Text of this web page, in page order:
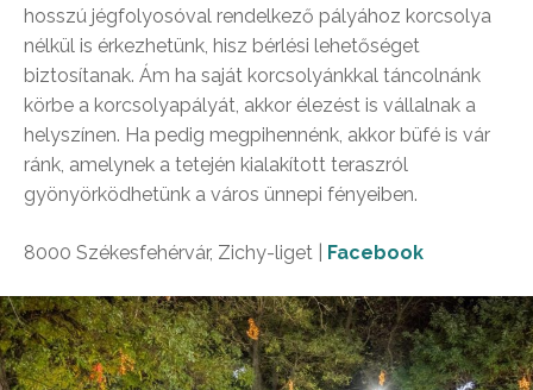
hosszú jégfolyosóval rendelkező pályához korcsolya
nélkül is érkezhetünk, hisz bérlési lehetőséget
biztosítanak. Ám ha saját korcsolyánkkal táncolnánk
körbe a korcsolyapályát, akkor élezést is vállalnak a
helyszínen. Ha pedig megpihennénk, akkor büfé is vár
ránk, amelynek a tetején kialakított teraszról
gyönyörködhetünk a város ünnepi fényeiben.
8000 Székesfehérvár, Zichy-liget | Facebook